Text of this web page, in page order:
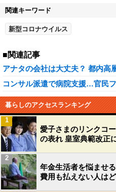
関連キーワード
新型コロナウイルス
■関連記事
アナタの会社は大丈夫？ 都内高
コンサル派遣で病院支援…官民
暮らしのアクセスランキング
愛子さまのリンクコ
の表れ 皇室典範改正
1
年金生活者を悩ませ
費用も払えない人は
2